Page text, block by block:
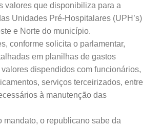
valores que disponibiliza para a
Unidades Pré-Hospitalares (UPH’s)
e Norte do município.
conforme solicita o parlamentar,
em planilhas de gastos
dispendidos com funcionários,
serviços terceirizados, entre
à manutenção das
mandato, o republicano sabe da